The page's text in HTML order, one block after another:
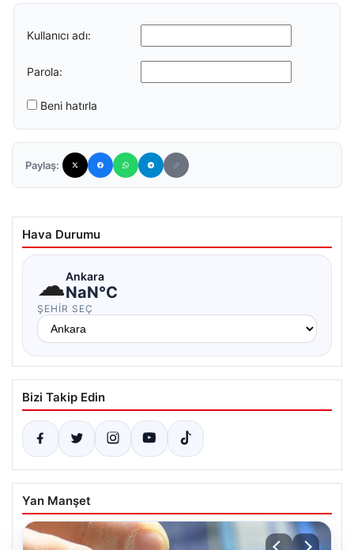
Kullanıcı adı:
Parola:
Beni hatırla
Paylaş:
Hava Durumu
☁Ankara
NaN°C
ŞEHIR SEÇ
Bizi Takip Edin
Yan Manşet